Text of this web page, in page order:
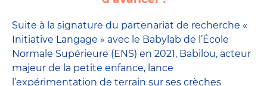
Suite à la signature du partenariat de recherche «
Initiative Langage » avec le Babylab de l’École
Normale Supérieure (ENS) en 2021, Babilou, acteur
majeur de la petite enfance, lance
l’expérimentation de terrain sur ses crèches